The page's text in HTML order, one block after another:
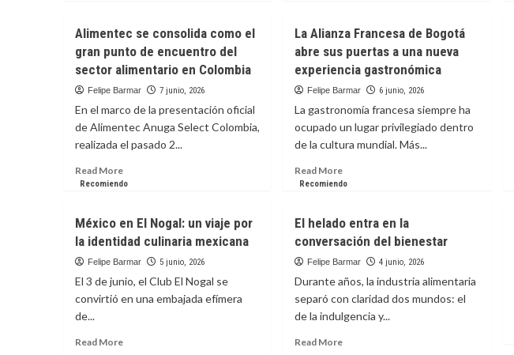
Calle
celebra
el
legado
emocional
de
los
padres
el
café
entra
conversación
del
fútbol
Alimentec se consolida como el
gran punto de encuentro del
sector alimentario en Colombia
Felipe Barmar 7 junio, 2026
En el marco de la presentación oficial
de Alimentec Anuga Select Colombia,
realizada el pasado 2...
Read MoreRead
more
se
consolida
como
gran
punto
del
La Alianza Francesa de Bogotá
abre sus puertas a una nueva
experiencia gastronómica
Felipe Barmar 6 junio, 2026
La gastronomía francesa siempre ha
ocupado un lugar privilegiado dentro
de la cultura mundial. Más...
Read MoreRead
more
Alianza
Francesa
de
abre
sus
puertas
Recomiendo
México en El Nogal: un viaje por
la identidad culinaria mexicana
Felipe Barmar 5 junio, 2026
El 3 de junio, el Club El Nogal se
convirtió en una embajada efímera
de...
Read MoreRead
Recomiendo
El helado entra en la
conversación del bienestar
Felipe Barmar 4 junio, 2026
Durante años, la industria alimentaria
separó con claridad dos mundos: el
de la indulgencia y...
Read MoreRead